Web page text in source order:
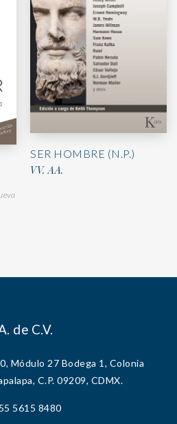
SER HOMBRE (N.P.)
VV. AA.
de C.V.
Módulo 27 Bodega 1, Colonia
C.P. 09209, CDMX.
5615 8480